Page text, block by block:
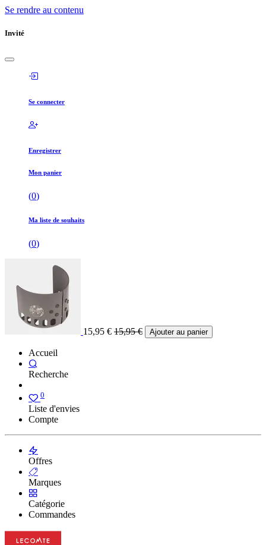
Se rendre au contenu
Invité
Se connecter
Enregistrer
Mon panier
(0)
Ma liste de souhaits
(0)
15,95 € 15,95€ Ajouter au panier
Accueil
Recherche
0
Liste d'envies
Compte
Offres
Marques
Catégorie
Commandes